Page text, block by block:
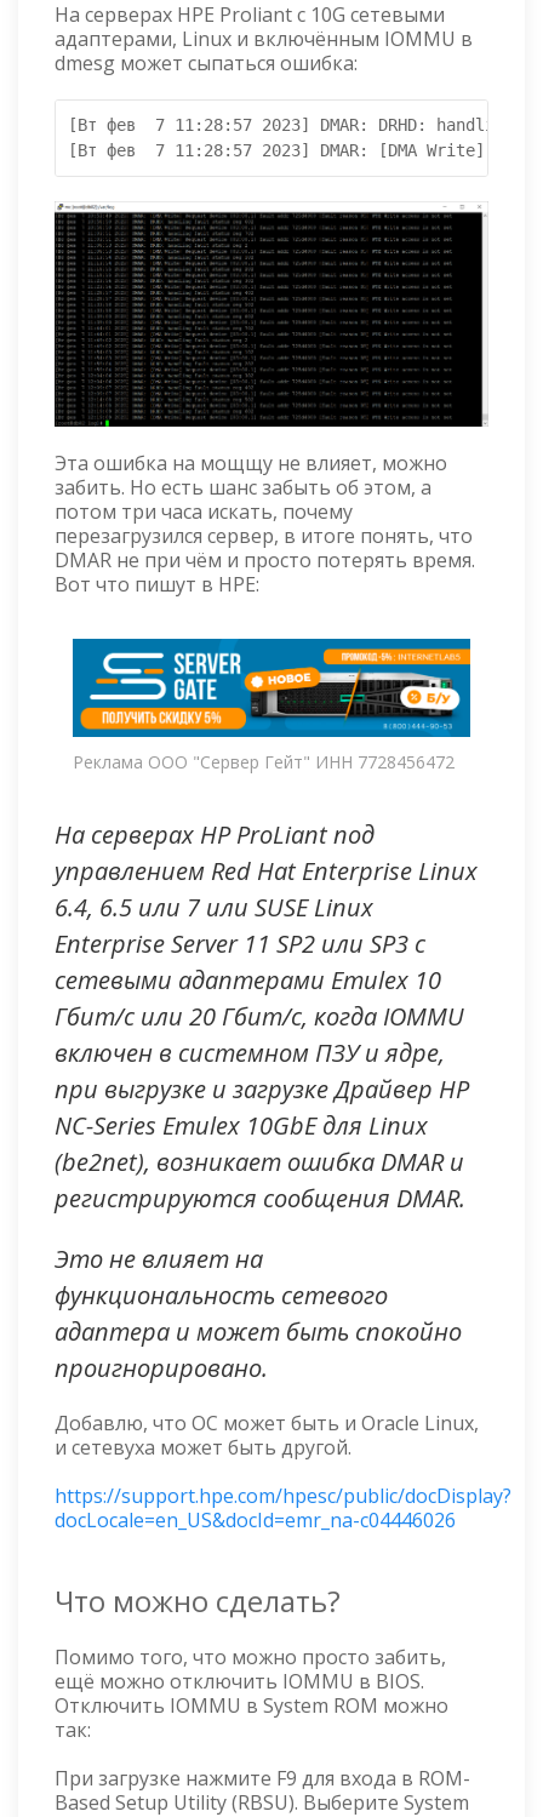
На серверах HPE Proliant с 10G сетевыми
адаптерами, Linux и включённым IOMMU в
dmesg может сыпаться ошибка:
[Вт фев  7 11:28:57 2023] DMAR: DRHD:
Эта ошибка на мощщу не влияет, можно
забить. Но есть шанс забыть об этом, а
потом три часа искать, почему
перезагрузился сервер, в итоге понять, что
DMAR не при чём и просто потерять время.
Вот что пишут в HPE:
Реклама ООО "Сервер Гейт" ИНН 7728456472
На серверах HP ProLiant под
управлением Red Hat Enterprise Linux
6.4, 6.5 или 7 или SUSE Linux
Enterprise Server 11 SP2 или SP3 с
сетевыми адаптерами Emulex 10
Гбит/с или 20 Гбит/с, когда IOMMU
включен в системном ПЗУ и ядре,
при выгрузке и загрузке Драйвер HP
NC-Series Emulex 10GbE для Linux
(be2net), возникает ошибка DMAR и
регистрируются сообщения DMAR.
Это не влияет на
функциональность сетевого
адаптера и может быть спокойно
проигнорировано.
Добавлю, что ОС может быть и Oracle Linux,
и сетевуха может быть другой.
https://support.hpe.com/hpesc/public/docDisplay?
docLocale=en_US&docId=emr_na-c04446026
Что можно сделать?
Помимо того, что можно просто забить,
ещё можно отключить IOMMU в BIOS.
Отключить IOMMU в System ROM можно
так:
При загрузке нажмите F9 для входа в ROM-
Based Setup Utility (RBSU). Выберите System